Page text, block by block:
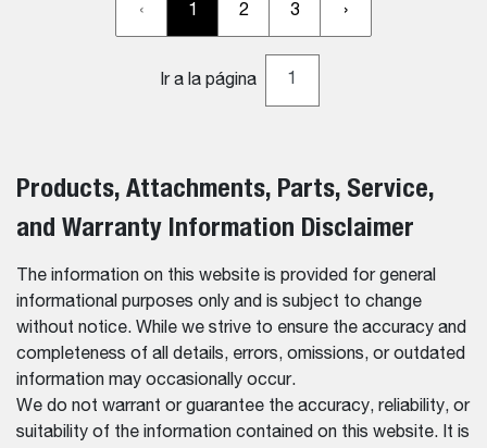
‹ 1 2 3 ›
Ir a la página
Products, Attachments, Parts, Service,
and Warranty Information Disclaimer
The information on this website is provided for general
informational purposes only and is subject to change
without notice. While we strive to ensure the accuracy and
completeness of all details, errors, omissions, or outdated
information may occasionally occur.
We do not warrant or guarantee the accuracy, reliability, or
suitability of the information contained on this website. It is